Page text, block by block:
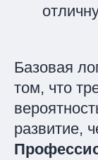
Базовая
том, что
развитие,